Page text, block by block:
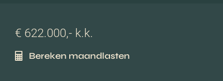
€ 622.000,- k.k.
Bereken maandlasten